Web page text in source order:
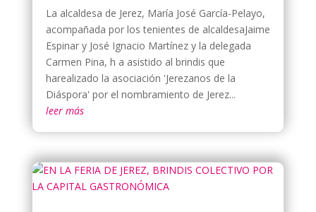
La alcaldesa de Jerez, María José García-Pelayo,
acompañada por los tenientes de alcaldesaJaime
Espinar y José Ignacio Martínez y la delegada
Carmen Pina, h a asistido al brindis que
harealizado la asociación 'Jerezanos de la
Diáspora' por el nombramiento de Jerez...
leer más